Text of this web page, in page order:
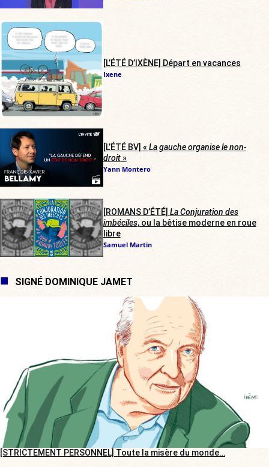
[L’ÉTÉ D’IXÈNE] Départ en vacances
Ixene
[L’ÉTÉ BV] « La gauche organise le non-
droit»
Yann Montero
[ROMANS D’ÉTÉ] La Conjuration des
imbéciles, ou la bêtise moderne en roue
libre
Samuel Martin
SIGNÉ DOMINIQUE JAMET
[STRICTEMENT PERSONNEL] Toute la misère du monde…